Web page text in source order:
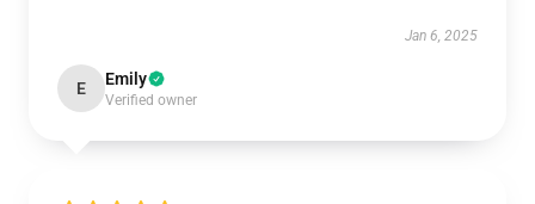
Jan 6, 2025
E Emily
Verified owner